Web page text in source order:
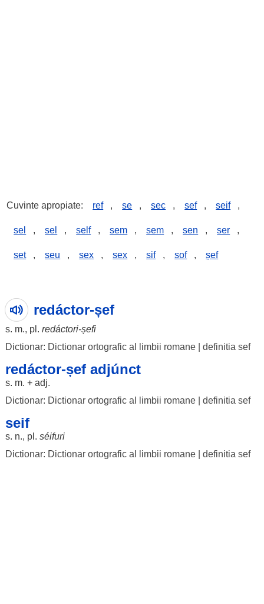
Cuvinte apropiate: ref , se , sec , sef , seif ,
sel , sel , self , sem , sem , sen , ser ,
set , seu , sex , sex , sif , sof , șef
redáctor-șef
s. m., pl. redáctori-șefi
Dictionar: Dictionar ortografic al limbii romane| definitia sef
redáctor-șef adjúnct
s. m. + adj.
Dictionar: Dictionar ortografic al limbii romane| definitia sef
seif
s. n., pl. séifuri
Dictionar: Dictionar ortografic al limbii romane| definitia sef